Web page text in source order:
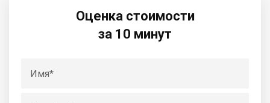
Оценка стоимости
за 10 минут